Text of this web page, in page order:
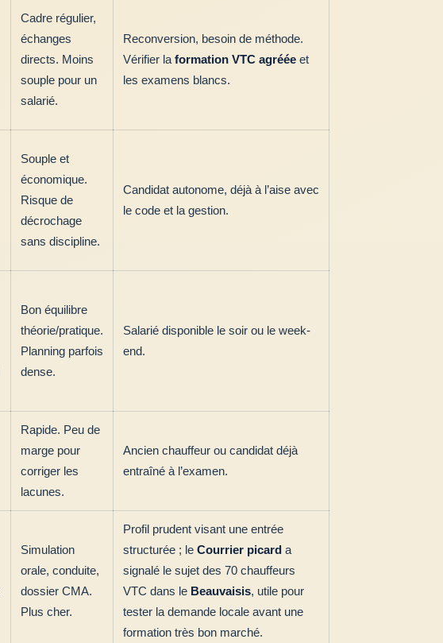
Cadre régulier,
échanges
directs. Moins
souple pour un
salarié.
Reconversion, besoin de méthode.
Vérifier la formation VTC agrééeet
les examens blancs.
Souple et
économique.
Risque de
décrochage
sans discipline.
Candidat autonome, déjà à l’aise avec
le code et la gestion.
Bon équilibre
théorie/pratique.
Planning parfois
dense.
Salarié disponible le soir ou le week-
end.
Rapide. Peu de
marge pour
corriger les
lacunes.
Ancien chauffeur ou candidat déjà
entraîné à l’examen.
Simulation
orale, conduite,
dossier CMA.
Plus cher.
Profil prudent visant une entrée
structurée ; le Courrier picarda
signalé le sujet des 70 chauffeurs
VTC dans le Beauvaisis, utile pour
tester la demande locale avant une
formation très bon marché.